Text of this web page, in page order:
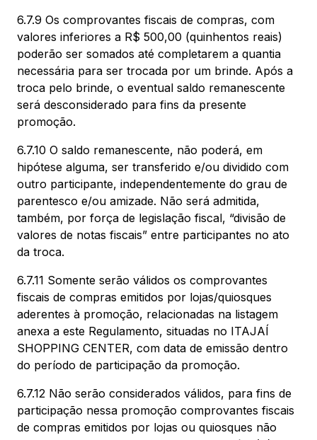
6.7.9 Os comprovantes fiscais de compras, com
valores inferiores a R$ 500,00 (quinhentos reais)
poderão ser somados até completarem a quantia
necessária para ser trocada por um brinde. Após a
troca pelo brinde, o eventual saldo remanescente
será desconsiderado para fins da presente
promoção.
6.7.10 O saldo remanescente, não poderá, em
hipótese alguma, ser transferido e/ou dividido com
outro participante, independentemente do grau de
parentesco e/ou amizade. Não será admitida,
também, por força de legislação fiscal, “divisão de
valores de notas fiscais” entre participantes no ato
da troca.
6.7.11 Somente serão válidos os comprovantes
fiscais de compras emitidos por lojas/quiosques
aderentes à promoção, relacionadas na listagem
anexa a este Regulamento, situadas no ITAJAÍ
SHOPPING CENTER, com data de emissão dentro
do período de participação da promoção.
6.7.12 Não serão considerados válidos, para fins de
participação nessa promoção comprovantes fiscais
de compras emitidos por lojas ou quiosques não